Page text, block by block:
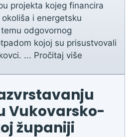
projekta kojeg financira
i energetsku
odgovornog
kojoj su prisustvovali
... Pročitaj više
Vukovarsko-
županiji